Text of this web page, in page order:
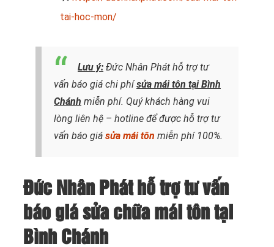
tai-hoc-mon/
Lưu ý: Đức Nhân Phát hỗ trợ tư
vấn báo giá chi phísửa mái tôn tại Bình
Chánh miễn phí. Quý khách hàng vui
lòng liên hệ – hotline để được hỗ trợ tư
vấn báo giá sửa mái tôn miễn phí 100%.
Đức Nhân Phát hỗ trợ tư vấn
báo giá sửa chữa mái tôn tại
Bình Chánh